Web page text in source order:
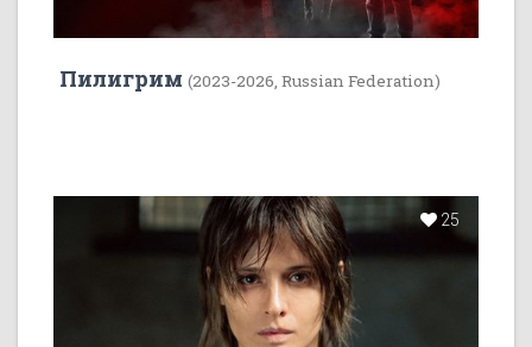
Пилигрим (2023-2026, Russian Federation)
25